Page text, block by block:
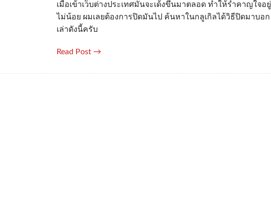
เมื่อเข้าเว็บต่างประเทศมันจะเด้งขึ้นมาตลอด ทำให้รำคาญใจอยู่
ไม่น้อย ผมเลยต้องการปิดมันไป ค้นหาในกลูเกิลได้วิธีปิดมาบอก
เล่าดังนี้ครับ
Read Post →